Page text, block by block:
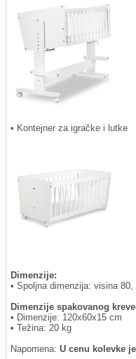
• Kontejner za igračke i lutke
Dimenzije:
• Spoljna dimenzija: visina
Dimenzije spakovanog
• Dimenzije: 120x60x15 cm
• Težina: 20 kg
Napomena: U cenu kolevke